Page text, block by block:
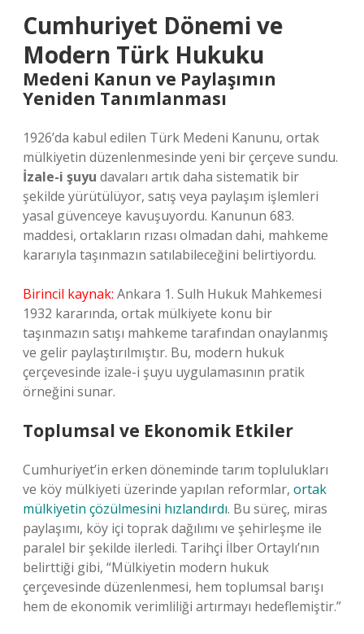
Cumhuriyet Dönemi ve
Modern Türk Hukuku
Medeni Kanun ve Paylaşımın
Yeniden Tanımlanması
1926’da kabul edilen Türk Medeni Kanunu, ortak
mülkiyetin düzenlenmesinde yeni bir çerçeve sundu.
İzale-i şuyu davaları artık daha sistematik bir
şekilde yürütülüyor, satış veya paylaşım işlemleri
yasal güvenceye kavuşuyordu. Kanunun 683.
maddesi, ortakların rızası olmadan dahi, mahkeme
kararıyla taşınmazın satılabileceğini belirtiyordu.
Birincil kaynak: Ankara 1. Sulh Hukuk Mahkemesi
1932 kararında, ortak mülkiyete konu bir
taşınmazın satışı mahkeme tarafından onaylanmış
ve gelir paylaştırılmıştır. Bu, modern hukuk
çerçevesinde izale-i şuyu uygulamasının pratik
örneğini sunar.
Toplumsal ve Ekonomik Etkiler
Cumhuriyet’in erken döneminde tarım toplulukları
ve köy mülkiyeti üzerinde yapılan reformlar, ortak
mülkiyetin çözülmesini hızlandırdı. Bu süreç, miras
paylaşımı, köy içi toprak dağılımı ve şehirleşme ile
paralel bir şekilde ilerledi. Tarihçi İlber Ortaylı’nın
belirttiği gibi, “Mülkiyetin modern hukuk
çerçevesinde düzenlenmesi, hem toplumsal barışı
hem de ekonomik verimliliği artırmayı hedeflemiştir.”